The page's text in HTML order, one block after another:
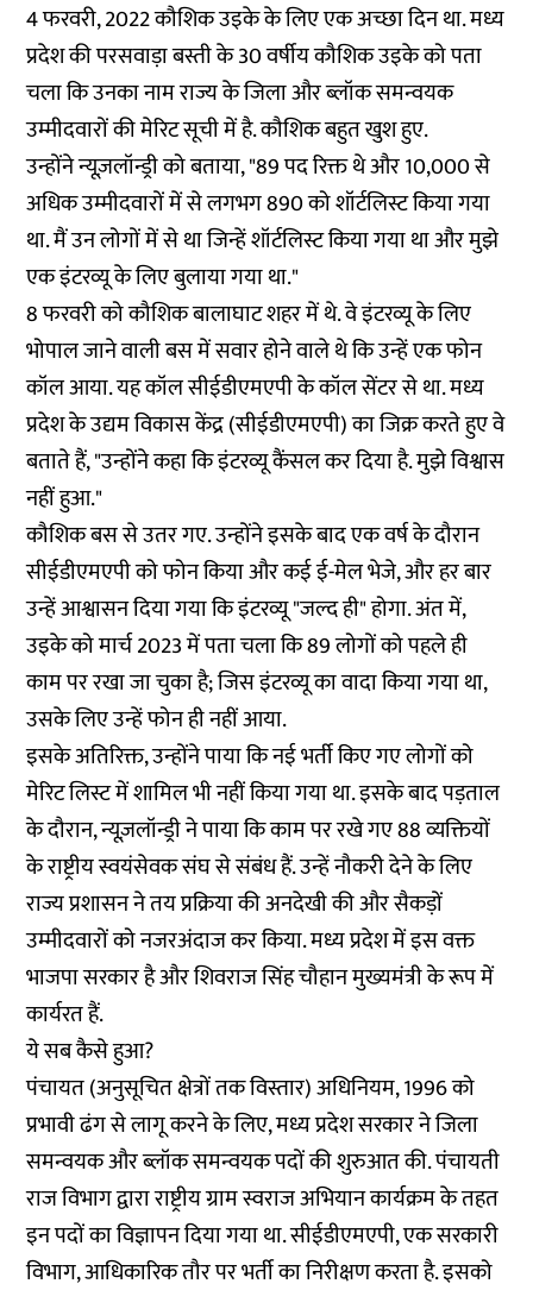
4 फरवरी, 2022 कौशिक उइके के लिए एक अच्छा दिन था. मध्य
प्रदेश की परसवाड़ा बस्ती के 30 वर्षीय कौशिक उइके को पता
चला कि उनका नाम राज्य के जिला और ब्लॉक समन्वयक
उम्मीदवारों की मेरिट सूची में है. कौशिक बहुत खुश हुए.
उन्होंने न्यूज़लॉन्ड्री को बताया, "89 पद रिक्त थे और 10,000 से
अधिक उम्मीदवारों में से लगभग 890 को शॉर्टलिस्ट किया गया
था. मैं उन लोगों में से था जिन्हें शॉर्टलिस्ट किया गया था और मुझे
एक इंटरव्यू के लिए बुलाया गया था."
8 फरवरी को कौशिक बालाघाट शहर में थे. वे इंटरव्यू के लिए
भोपाल जाने वाली बस में सवार होने वाले थे कि उन्हें एक फोन
कॉल आया. यह कॉल सीईडीएमएपी के कॉल सेंटर से था. मध्य
प्रदेश के उद्यम विकास केंद्र (सीईडीएमएपी) का जिक्र करते हुए वे
बताते हैं, "उन्होंने कहा कि इंटरव्यू कैंसल कर दिया है. मुझे विश्वास
नहीं हुआ."
कौशिक बस से उतर गए. उन्होंने इसके बाद एक वर्ष के दौरान
सीईडीएमएपी को फोन किया और कई ई-मेल भेजे, और हर बार
उन्हें आश्वासन दिया गया कि इंटरव्यू "जल्द ही" होगा. अंत में,
उइके को मार्च 2023 में पता चला कि 89 लोगों को पहले ही
काम पर रखा जा चुका है; जिस इंटरव्यू का वादा किया गया था,
उसके लिए उन्हें फोन ही नहीं आया.
इसके अतिरिक्त, उन्होंने पाया कि नई भर्ती किए गए लोगों को
मेरिट लिस्ट में शामिल भी नहीं किया गया था. इसके बाद पड़ताल
के दौरान, न्यूज़लॉन्ड्री ने पाया कि काम पर रखे गए 88 व्यक्तियों
के राष्ट्रीय स्वयंसेवक संघ से संबंध हैं. उन्हें नौकरी देने के लिए
राज्य प्रशासन ने तय प्रक्रिया की अनदेखी की और सैकड़ों
उम्मीदवारों को नजरअंदाज कर किया. मध्य प्रदेश में इस वक्त
भाजपा सरकार है और शिवराज सिंह चौहान मुख्यमंत्री के रूप में
कार्यरत हैं.
ये सब कैसे हुआ?
पंचायत (अनुसूचित क्षेत्रों तक विस्तार) अधिनियम, 1996 को
प्रभावी ढंग से लागू करने के लिए, मध्य प्रदेश सरकार ने जिला
समन्वयक और ब्लॉक समन्वयक पदों की शुरुआत की. पंचायती
राज विभाग द्वारा राष्ट्रीय ग्राम स्वराज अभियान कार्यक्रम के तहत
इन पदों का विज्ञापन दिया गया था. सीईडीएमएपी, एक सरकारी
विभाग, आधिकारिक तौर पर भर्ती का निरीक्षण करता है. इसको